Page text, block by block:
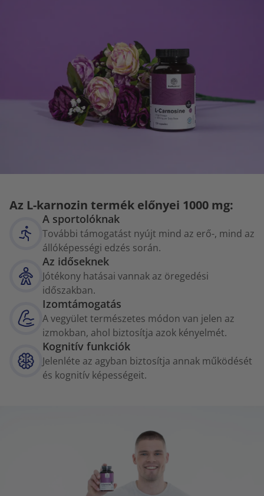
Az L-karnozin termék előnyei 1000 mg:
A sportolóknak
További támogatást nyújt mind az erő-, mind az
állóképességi edzés során.
Az időseknek
Jótékony hatásai vannak az öregedési
időszakban.
Izomtámogatás
A vegyület természetes módon van jelen az
izmokban, ahol biztosítja azok kényelmét.
Kognitív funkciók
Jelenléte az agyban biztosítja annak működését
és kognitív képességeit.